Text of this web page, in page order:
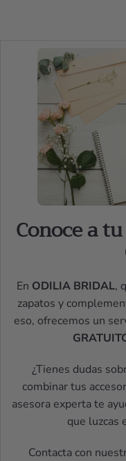
Conoce a
En ODILIA BRIDAL,
zapatos y
eso, ofrecemos un
¿Tienes dudas
combinar tus
asesora experta te
que luzcas
Contacta con